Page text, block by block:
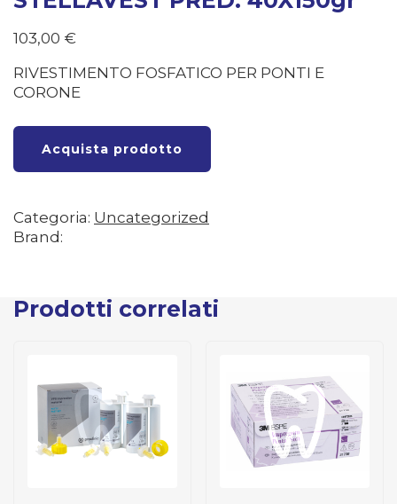
103,00 €
RIVESTIMENTO FOSFATICO PER PONTI E
CORONE
Acquista prodotto
Categoria: Uncategorized
Brand:
Prodotti correlati